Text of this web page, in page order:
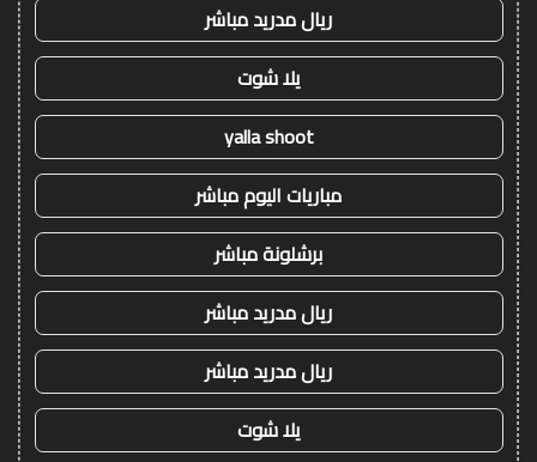
ريال مدريد مباشر
يلا شوت
yalla shoot
مباريات اليوم مباشر
برشلونة مباشر
ريال مدريد مباشر
ريال مدريد مباشر
يلا شوت